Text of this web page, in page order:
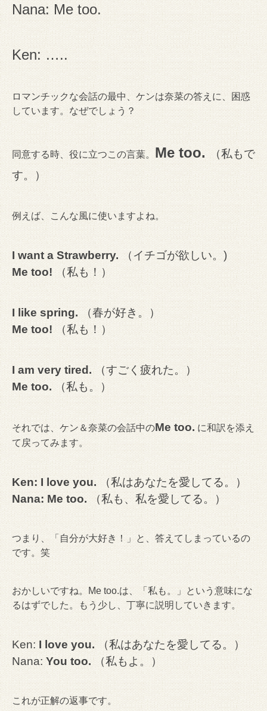
Nana: Me too.
Ken: …..
ロマンチックな会話の最中、ケンは奈菜の答えに、困惑
しています。なぜでしょう？
同意する時、役に立つこの言葉。 Me too.
（私もで
す。）
例えば、こんな風に使いますよね。
I want a Strawberry. （イチゴが欲しい。)
Me too! （私も！）
I like spring. （春が好き。）
Me too! （私も！）
I am very tired. （すごく疲れた。）
Me too. （私も。）
それでは、ケン＆奈菜の会話中のMe too. に和訳を添え
て戻ってみます。
Ken: I love you. （私はあなたを愛してる。）
Nana: Me too. （私も、私を愛してる。）
つまり、「自分が大好き！」と、答えてしまっているの
です。笑
おかしいですね。Me too.は、「私も。」という意味にな
るはずでした。もう少し、丁寧に説明していきます。
Ken: I love you.（私はあなたを愛してる。）
Nana: You too. （私もよ。）
これが正解の返事です。